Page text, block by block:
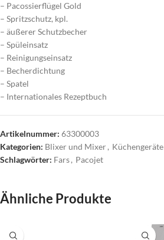
– Pacossierflügel Gold
– Spritzschutz, kpl.
– äußerer Schutzbecher
– Spüleinsatz
– Reinigungseinsatz
– Becherdichtung
– Spatel
– Internationales Rezeptbuch
Artikelnummer: 63300003
Kategorien: Blixer und Mixer, Küchengeräte
Schlagwörter: Fars, Pacojet
Ähnliche Produkte